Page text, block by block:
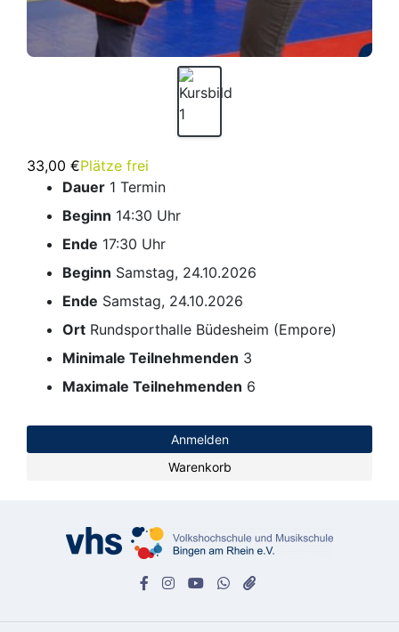
33,00 €Plätze frei
Dauer 1 Termin
Beginn 14:30 Uhr
Ende 17:30 Uhr
Beginn Samstag, 24.10.2026
Ende Samstag, 24.10.2026
Ort Rundsporthalle Büdesheim (Empore)
Minimale Teilnehmenden 3
Maximale Teilnehmenden 6
Anmelden
Warenkorb